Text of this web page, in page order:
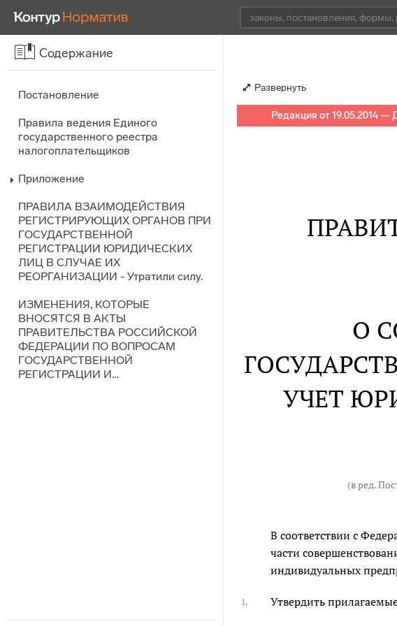
Содержание
Постановление
Правила ведения Единого
государственного реестра
налогоплательщиков
Приложение
ПРАВИЛА ВЗАИМОДЕЙСТВИЯ
РЕГИСТРИРУЮЩИХ ОРГАНОВ ПРИ
ГОСУДАРСТВЕННОЙ
РЕГИСТРАЦИИ ЮРИДИЧЕСКИХ
ЛИЦ В СЛУЧАЕ ИХ
РЕОРГАНИЗАЦИИ - Утратили силу.
ИЗМЕНЕНИЯ, КОТОРЫЕ
ВНОСЯТСЯ В АКТЫ
ПРАВИТЕЛЬСТВА РОССИЙСКОЙ
ФЕДЕРАЦИИ ПО ВОПРОСАМ
ГОСУДАРСТВЕННОЙ
РЕГИСТРАЦИИ И…
Развернуть
Редакция от 19.05.2014 —
О
УЧЕТ
(в ред.
В соответствии с
части
индивидуальных
1. Утвердить